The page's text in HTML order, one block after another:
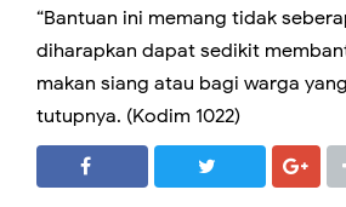
“Bantuan ini memang tidak
diharapkan dapat sedikit
makan siang atau bagi warga
tutupnya. (Kodim 1022)